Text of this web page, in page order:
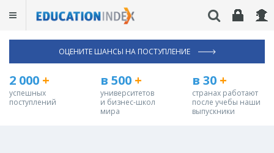
ОЦЕНИТЕ ШАНСЫ НА ПОСТУПЛЕНИЕ
2 000 +
успешных
поступлений
в 500 +
университетов
и бизнес-школ
мира
в 30+
странах работают
после учебы наши
выпускники